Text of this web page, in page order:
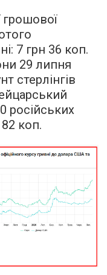
грошової
7 грн 36 коп.
29 липня
стерлінгів
російських
коп.